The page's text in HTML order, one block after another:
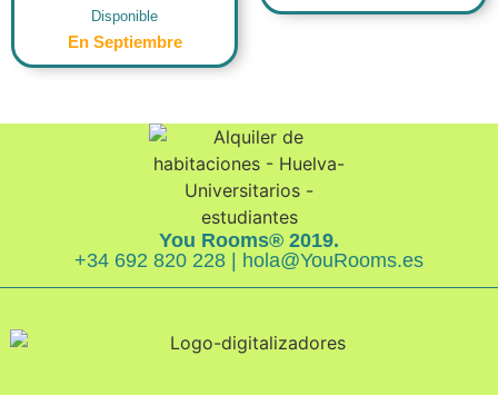
Disponible
En Septiembre
You Rooms® 2019.
+34 692 820 228 | hola@YouRooms.es